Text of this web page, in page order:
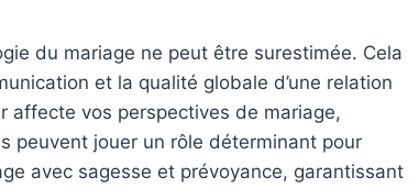
du mariage ne peut être surestimée. Cela
et la qualité globale d’une relation
affecte vos perspectives de mariage,
peuvent jouer un rôle déterminant pour
avec sagesse et prévoyance, garantissant